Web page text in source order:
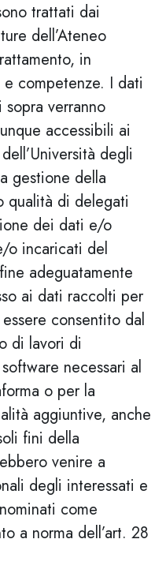
trattati dai
dell’Ateneo
in
competenze. I dati
verranno
accessibili ai
degli
gestione della
qualità di delegati
dei dati e/o
o incaricati del
adeguatamente
ai dati raccolti per
consentito dal
di lavori di
necessari al
o per la
aggiuntive, anche
fini della
venire a
degli interessati e
come
a norma dell’art. 28